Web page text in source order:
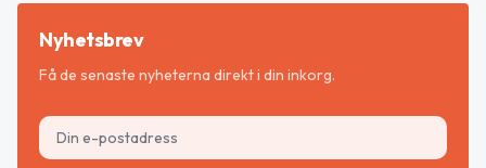
Nyhetsbrev
Få de senaste nyheterna direkt i din inkorg.